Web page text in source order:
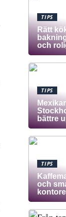
TIPS
Rätt
och
TIPS
bättre
TIPS
och